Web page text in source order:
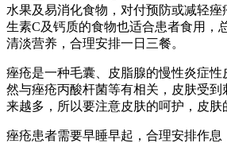
水果及易消化食物，对付预防或减轻
生素C及钙质的食物也适合患者食用，
清淡营养，合理安排一日三餐。
痤疮是一种毛囊、皮脂腺的慢性炎症性
然与痤疮丙酸杆菌等有相关，皮肤受到
来越多，所以要注意皮肤的呵护，皮肤
痤疮患者需要早睡早起，合理安排作